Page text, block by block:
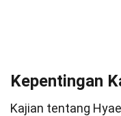
Kepentingan
Kajian tentang